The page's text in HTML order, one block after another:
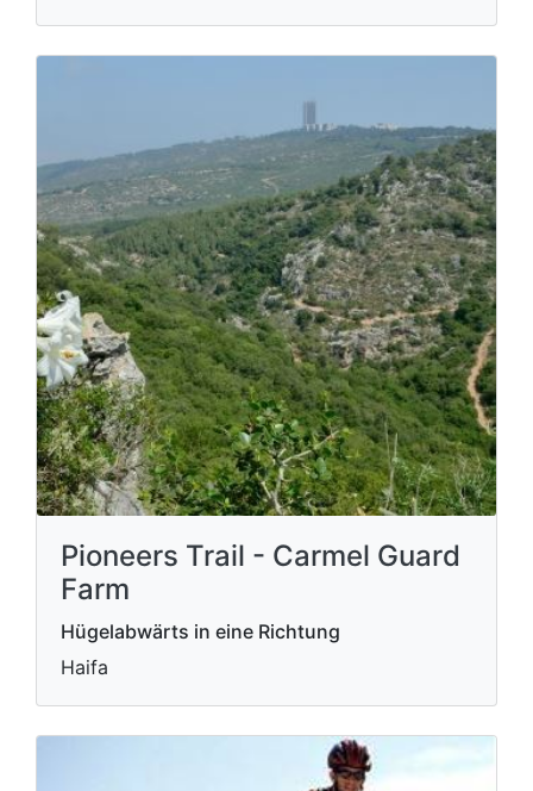
Pioneers Trail - Carmel Guard
Farm
Hügelabwärts in eine Richtung
Haifa